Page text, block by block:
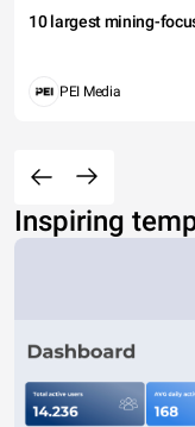
10 largest mining-
PEI Media
Inspiring